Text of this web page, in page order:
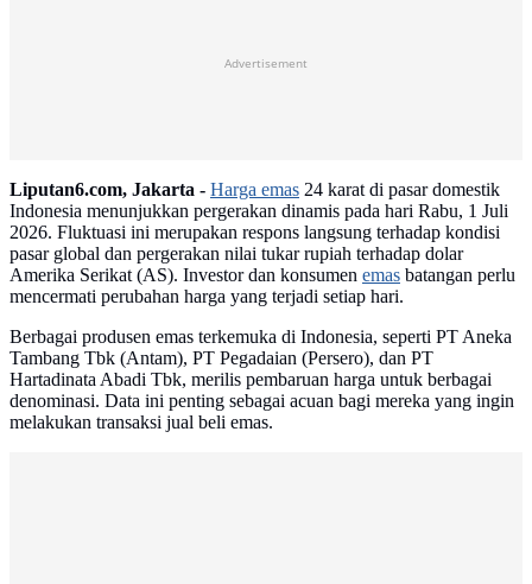
Advertisement
Liputan6.com, Jakarta - Harga emas 24 karat di pasar domestik
Indonesia menunjukkan pergerakan dinamis pada hari Rabu, 1 Juli
2026. Fluktuasi ini merupakan respons langsung terhadap kondisi
pasar global dan pergerakan nilai tukar rupiah terhadap dolar
Amerika Serikat (AS). Investor dan konsumen emas batangan perlu
mencermati perubahan harga yang terjadi setiap hari.
Berbagai produsen emas terkemuka di Indonesia, seperti PT Aneka
Tambang Tbk (Antam), PT Pegadaian (Persero), dan PT
Hartadinata Abadi Tbk, merilis pembaruan harga untuk berbagai
denominasi. Data ini penting sebagai acuan bagi mereka yang ingin
melakukan transaksi jual beli emas.